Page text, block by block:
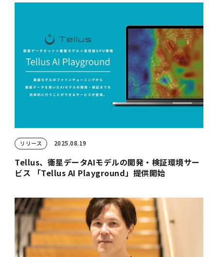
リリース 2025.08.19
Tellus、衛星データAIモデルの開発・検証環境サー
ビス 「Tellus AI Playground」提供開始